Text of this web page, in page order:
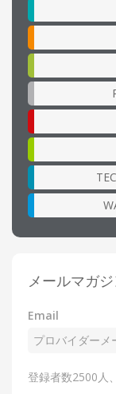
メールマガ
Email
登録者数2500人